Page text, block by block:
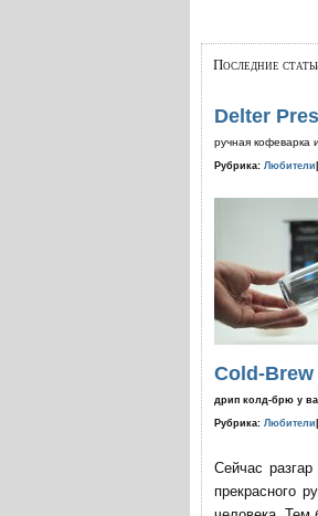
Последние
Delter
ручная кофеварка
Рубрика: Любители
Cold-
дрип колд-брю у
Рубрика: Любители
Сейчас
прекрасного